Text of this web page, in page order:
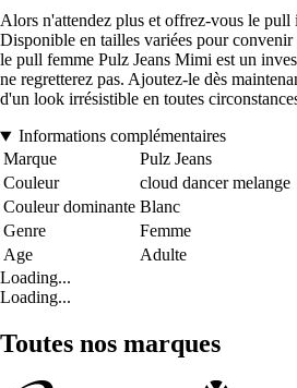
Alors n'attendez plus et offrez-vous le pull
Disponible en tailles variées pour convenir
le pull femme Pulz Jeans Mimi est un
ne regretterez pas. Ajoutez-le dès
d'un look irrésistible en toutes
Informations complémentaires
Marque
Pulz Jeans
Couleur
cloud dancer melange
Couleur dominante Blanc
Genre
Femme
Age
Adulte
Loading...
Loading...
Toutes nos marques